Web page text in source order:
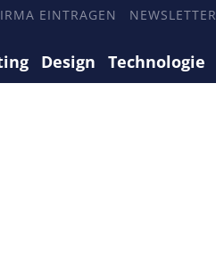
EINTRAGEN NEWSLETTER
Design Technologie